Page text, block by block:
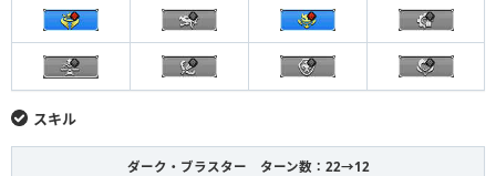
スキル
ダーク・ブラスター ターン数：22→12